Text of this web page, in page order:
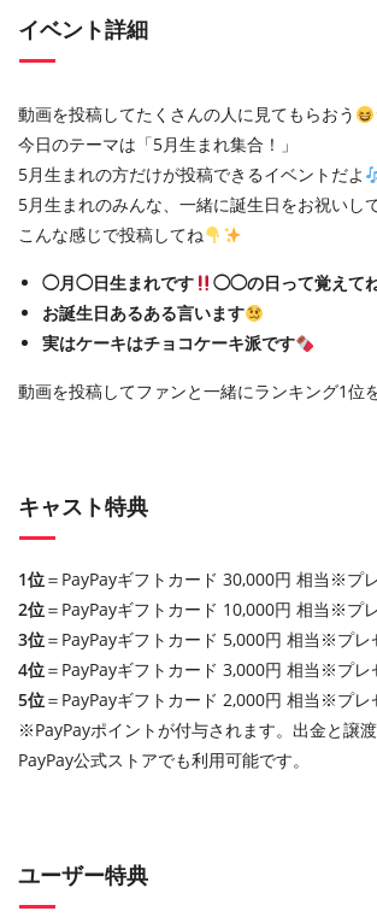
イベント詳細
動画を投稿してたくさんの人に見てもらおう
今日のテーマは「5月生まれ集合！」
5月生まれの方だけが投稿できるイベントだよ
5月生まれのみんな、一緒に誕生日をお祝いし
こんな感じで投稿してね
◯月◯日生まれです
◯◯の日って覚えて
お誕生日あるある言います
実はケーキはチョコケーキ派です
動画を投稿してファンと一緒にランキング1位
キャスト特典
1位＝PayPayギフトカード 30,000円 相当※プ
2位＝PayPayギフトカード 10,000円 相当※プ
3位＝PayPayギフトカード 5,000円 相当※プレ
4位＝PayPayギフトカード 3,000円 相当※プレ
5位＝PayPayギフトカード 2,000円 相当※プレ
※PayPayポイントが付与されます。出金と譲渡
PayPay公式ストアでも利用可能です。
ユーザー特典